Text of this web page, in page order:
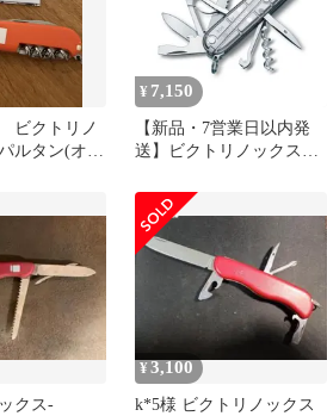
ビクトリノ
ルタン(オレ
¥ 7,150
【新品・7営業日以内発
送】ビクトリノックス
7611160058126 ハントマ
ン・シルバーテックBP ＃
1．3713．T7B1【沖縄離
島販売不可】
クス-
¥3,100
k*5様 ビクトリノックス